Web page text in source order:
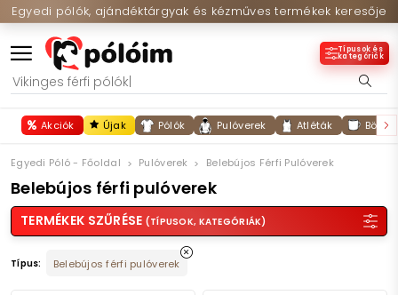
Egyedi pólók, ajándéktárgyak és kézműves termékek keresője
Típusok és
kategóriák
Akciók Újak Pólók Pulóverek Atléták
Egyedi Póló - Főoldal Pulóverek Belebújos Férfi Pulóverek
Belebújos férfi pulóverek
TERMÉKEK SZŰRÉSE (TÍPUSOK, KATEGÓRIÁK)
Típus: Belebújos férfi pulóverek